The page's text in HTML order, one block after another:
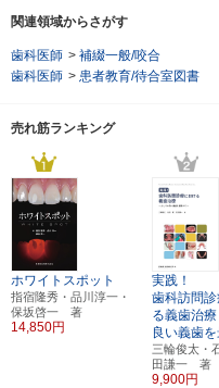
関連領域からさがす
歯科医師 > 補綴一般/咬合
歯科医師 > 患者教育/待合室図書
売れ筋ランキング
ホワイトスポット
指宿隆秀・品川淳一・
保坂啓一 著
14,850円
実践！
歯科訪問
る義歯治療
良い義歯
三輪俊太・
田謙一 著
9,900円